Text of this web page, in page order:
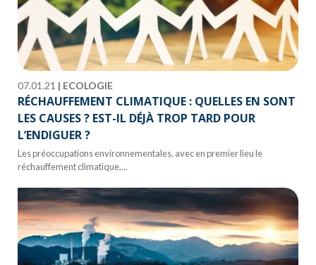
07.01.21 | ECOLOGIE
RÉCHAUFFEMENT CLIMATIQUE : QUELLES EN SONT
LES CAUSES ? EST-IL DÉJÀ TROP TARD POUR
L’ENDIGUER ?
Les préoccupations environnementales, avec en premier lieu le
réchauffement climatique,...